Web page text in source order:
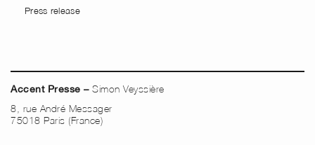
Press release
Accent Presse –Simon Veyssière
8, rue André Messager
75018 Paris (France)